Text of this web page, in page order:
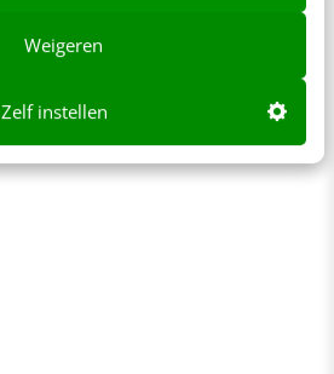
Weigeren
Zelf instellen